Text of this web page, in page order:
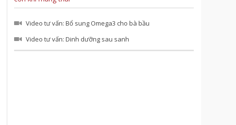
Video tư vấn: Bổ sung Omega3 cho bà bầu
Video tư vấn: Dinh dưỡng sau sanh